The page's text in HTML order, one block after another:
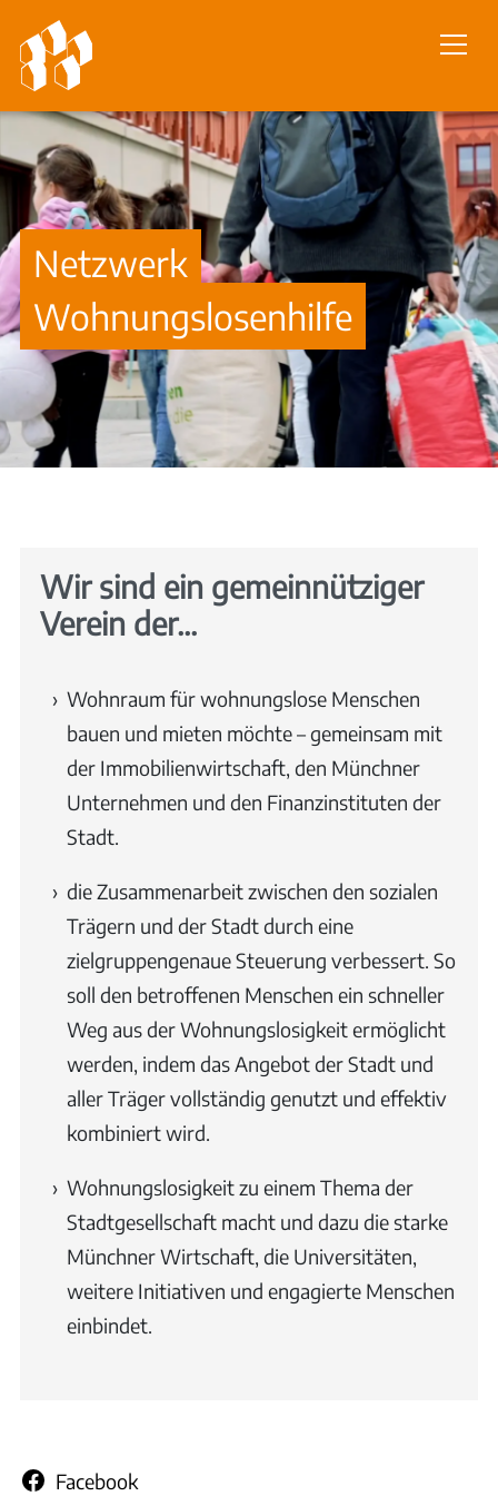
Netzwerk
Wohnungslosenhilfe
Wir sind ein gemeinnütziger
Verein der...
Wohnraum für wohnungslose Menschen
bauen und mieten möchte – gemeinsam mit
der Immobilienwirtschaft, den Münchner
Unternehmen und den Finanzinstituten der
Stadt.
die Zusammenarbeit zwischen den sozialen
Trägern und der Stadt durch eine
zielgruppengenaue Steuerung verbessert. So
soll den betroffenen Menschen ein schneller
Weg aus der Wohnungslosigkeit ermöglicht
werden, indem das Angebot der Stadt und
aller Träger vollständig genutzt und effektiv
kombiniert wird.
Wohnungslosigkeit zu einem Thema der
Stadtgesellschaft macht und dazu die starke
Münchner Wirtschaft, die Universitäten,
weitere Initiativen und engagierte Menschen
einbindet.
Facebook